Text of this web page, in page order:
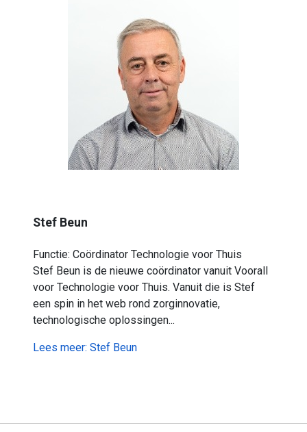
Stef Beun
Functie: Coördinator Technologie voor Thuis
Stef Beun is de nieuwe coördinator vanuit Voorall
voor Technologie voor Thuis. Vanuit die is Stef
een spin in het web rond zorginnovatie,
technologische oplossingen...
Lees meer: Stef Beun